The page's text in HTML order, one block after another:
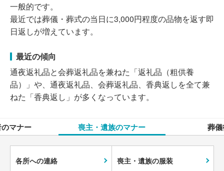
一般的です。
最近では葬儀・葬式の当日に3,000円程度の品物を返す即
日返しが増えています。
最近の傾向
通夜返礼品と会葬返礼品を兼ねた「返礼品（粗供養
品）」や、通夜返礼品、会葬返礼品、香典返しを全て兼
ねた「香典返し」が多くなっています。
マナー 喪主・遺族のマナー 葬
各所への連絡 喪主・遺族の服装